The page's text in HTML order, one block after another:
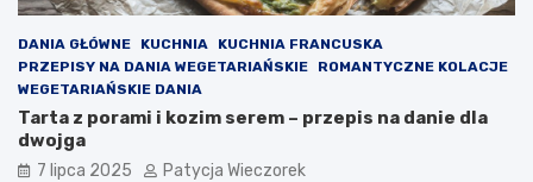
DANIA GŁÓWNE KUCHNIA
KUCHNIA FRANCUSKA
PRZEPISY NA DANIA WEGETARIAŃSKIE
ROMANTYCZNE KOLACJE
WEGETARIAŃSKIE DANIA
Tarta z porami i kozim serem – przepis na danie dla
dwojga
7 lipca 2025 Patycja Wieczorek